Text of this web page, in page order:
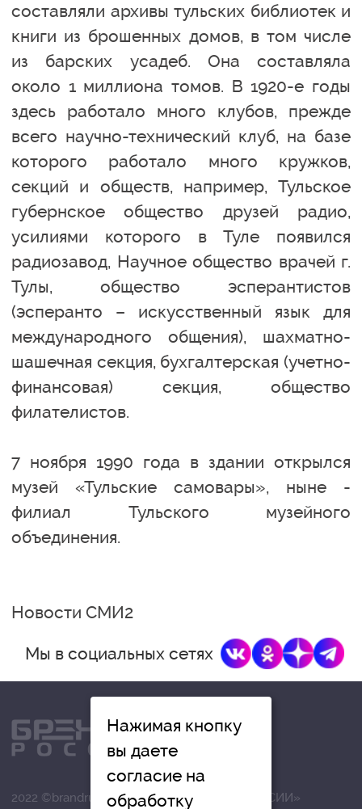
составляли архивы тульских библиотек и
книги из брошенных домов, в том числе
из барских усадеб. Она составляла
около 1 миллиона томов. В 1920-е годы
здесь работало много клубов, прежде
всего научно-технический клуб, на базе
которого работало много кружков,
секций и обществ, например, Тульское
губернское общество друзей радио,
усилиями которого в Туле появился
радиозавод, Научное общество врачей г.
Тулы, общество эсперантистов
(эсперанто – искусственный язык для
международного общения), шахматно-
шашечная секция, бухгалтерская (учетно-
финансовая) секция, общество
филателистов.
7 ноября 1990 года в здании открылся
музей «Тульские самовары», ныне -
филиал Тульского музейного
объединения.
Новости СМИ2
Мы в социальных сетях
2022 ©brandrussia.online | СИ «БРЕНДЫ РОССИИ»
Нажимая кнопку
вы даете
согласие на
обработку